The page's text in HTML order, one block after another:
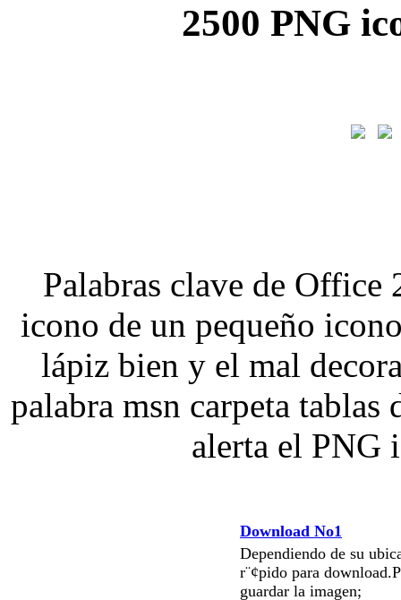
2500 PNG
Palabras clave de
icono de un pequeño
lápiz bien y el mal
palabra msn carpeta tablas
alerta el
Download No1
Dependiendo de su
r¨¢pido para
guardar la imagen;